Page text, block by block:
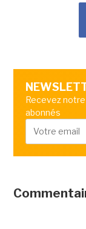
Recevez
abonnés